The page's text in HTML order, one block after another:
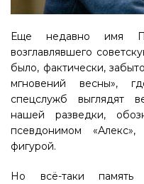
Еще недавно имя
возглавлявшего
было, фактически,
мгновений весны»,
спецслужб выглядят
нашей разведки,
псевдонимом
фигурой.
Но всё-таки